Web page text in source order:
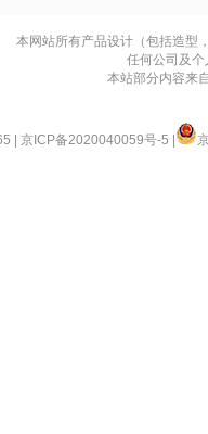
本网站所有产品设计（包括造型
任何公司及
本站部分内容来
京ICP备2020040059号-5